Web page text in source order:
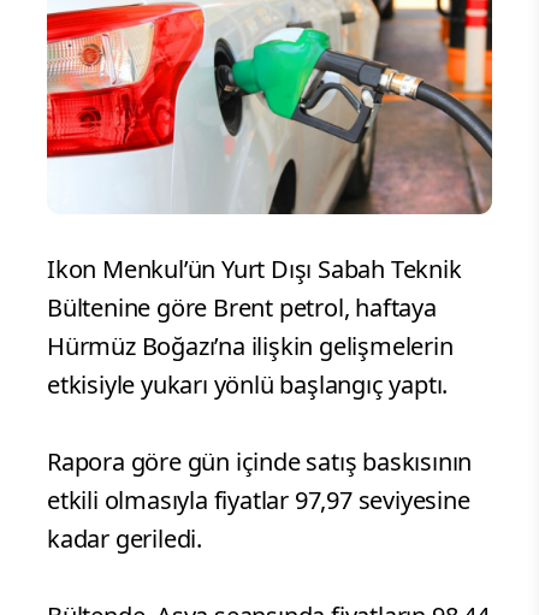
Ikon Menkul’ün Yurt Dışı Sabah Teknik
Bültenine göre Brent petrol, haftaya
Hürmüz Boğazı’na ilişkin gelişmelerin
etkisiyle yukarı yönlü başlangıç yaptı.
Rapora göre gün içinde satış baskısının
etkili olmasıyla fiyatlar 97,97 seviyesine
kadar geriledi.